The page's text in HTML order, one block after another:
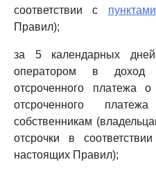
соответствии с
Правил);
за 5 календарных
оператором в доход
отсроченного платежа
отсроченного
собственникам
отсрочки в
настоящих Правил);